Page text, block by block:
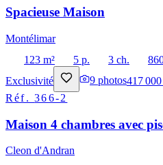
Spacieuse Maison
Montélimar
123 m²
5 p. 3 ch.
Exclusivité
9 photos417
Réf.366-2
Maison 4 chambres avec
Cleon d'Andran